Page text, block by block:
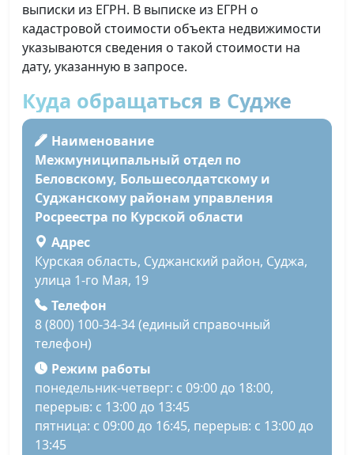
выписки из ЕГРН. В выписке из ЕГРН о
кадастровой стоимости объекта недвижимости
указываются сведения о такой стоимости на
дату, указанную в запросе.
Куда обращаться в Судже
Наименование
Межмуниципальный отдел по
Беловскому, Большесолдатскому и
Суджанскому районам управления
Росреестра по Курской области
Адрес
Курская область, Суджанский район, Суджа,
улица 1-го Мая, 19
Телефон
8 (800) 100-34-34 (единый справочный
телефон)
Режим работы
понедельник-четверг: с 09:00 до 18:00,
перерыв: с 13:00 до 13:45
пятница: с 09:00 до 16:45, перерыв: с 13:00 до
13:45